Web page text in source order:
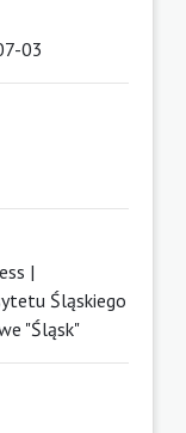
03
|
Śląskiego
"Śląsk"